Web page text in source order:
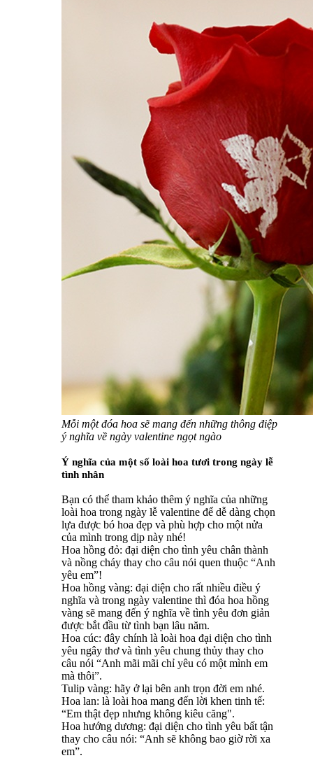
Mỗi một đóa hoa sẽ mang đến những thông điệp
ý nghĩa về ngày valentine ngọt ngào
Ý nghĩa của một số loài hoa tươi trong ngày lễ
tình nhân
Bạn có thể tham khảo thêm ý nghĩa của những
loài hoa trong ngày lễ valentine để dễ dàng chọn
lựa được bó hoa đẹp và phù hợp cho một nửa
của mình trong dịp này nhé!
Hoa hồng đỏ: đại diện cho tình yêu chân thành
và nồng cháy thay cho câu nói quen thuộc “Anh
yêu em”!
Hoa hồng vàng: đại diện cho rất nhiều điều ý
nghĩa và trong ngày valentine thì đóa hoa hồng
vàng sẽ mang đến ý nghĩa về tình yêu đơn giản
được bắt đầu từ tình bạn lâu năm.
Hoa cúc: đây chính là loài hoa đại diện cho tình
yêu ngây thơ và tình yêu chung thủy thay cho
câu nói “Anh mãi mãi chỉ yêu có một mình em
mà thôi”.
Tulip vàng: hãy ở lại bên anh trọn đời em nhé.
Hoa lan: là loài hoa mang đến lời khen tinh tế:
“Em thật đẹp nhưng không kiêu căng".
Hoa hướng dương: đại diện cho tình yêu bất tận
thay cho câu nói: “Anh sẽ không bao giờ rời xa
em”.